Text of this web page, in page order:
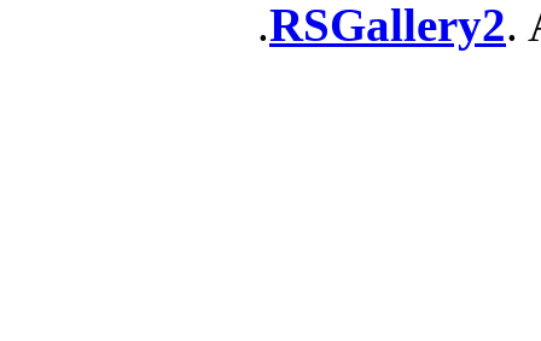
RSGallery2.